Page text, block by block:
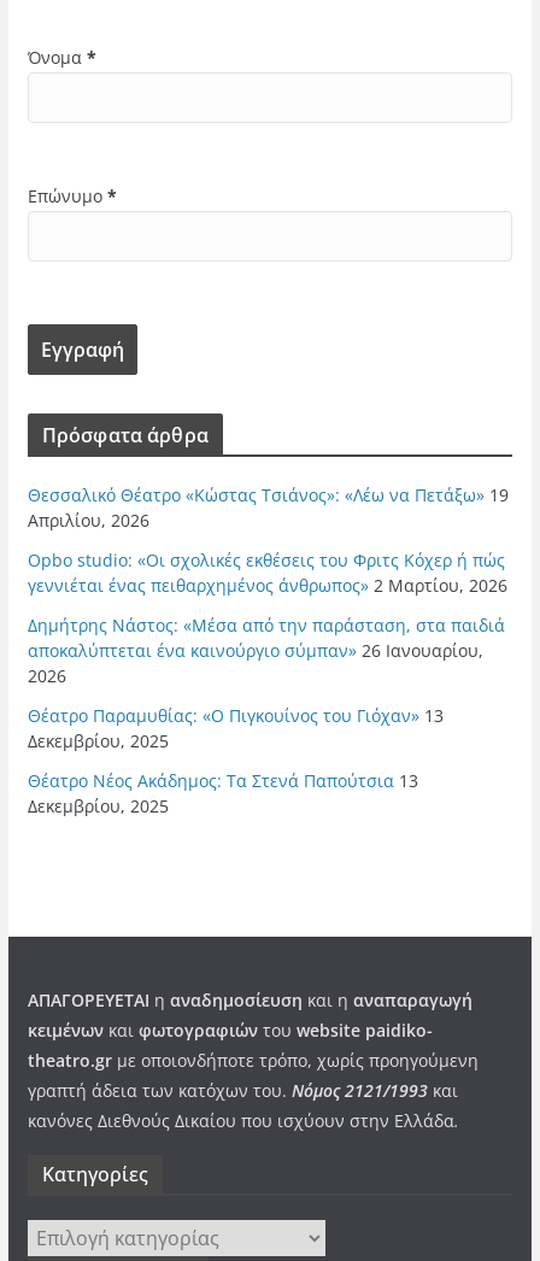
Όνομα *
Επώνυμο *
Πρόσφατα άρθρα
Θεσσαλικό Θέατρο «Κώστας Τσιάνος»: «Λέω να Πετάξω» 19
Απριλίου, 2026
Opbo studio: «Οι σχολικές εκθέσεις του Φριτς Κόχερ ή πώς
γεννιέται ένας πειθαρχημένος άνθρωπος» 2 Μαρτίου, 2026
Δημήτρης Νάστος: «Μέσα από την παράσταση, στα παιδιά
αποκαλύπτεται ένα καινούργιο σύμπαν» 26 Ιανουαρίου,
2026
Θέατρο Παραμυθίας: «Ο Πιγκουίνος του Γιόχαν» 13
Δεκεμβρίου, 2025
Θέατρο Νέος Ακάδημος: Τα Στενά Παπούτσια 13
Δεκεμβρίου, 2025
ΑΠΑΓΟΡΕΥΕΤΑΙ η αναδημοσίευση και η αναπαραγωγή
κειμένωνκαι φωτογραφιώντου website paidiko-
theatro.grμε οποιονδήποτε τρόπο, χωρίς προηγούμενη
γραπτή άδεια των κατόχων του. Νόμος 2121/1993και
κανόνες Διεθνούς Δικαίου που ισχύουν στην Ελλάδα.
Kατηγορίες
Kατηγορίες